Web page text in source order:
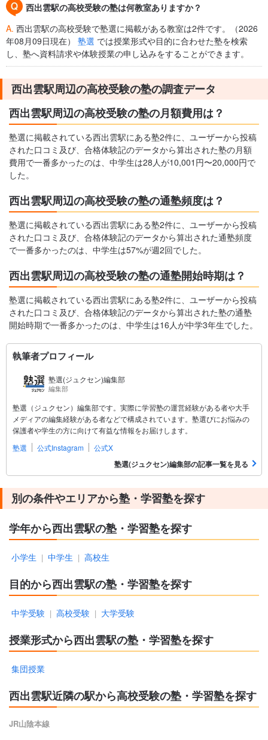
西出雲駅の高校受験の塾は何教室ありますか？
A. 西出雲駅の高校受験で塾選に掲載がある教室は2件です。（2026
年08月09日現在） 塾選 では授業形式や目的に合わせた塾を検索
し、塾へ資料請求や体験授業の申し込みをすることができます。
西出雲駅周辺の高校受験の塾の調査データ
西出雲駅周辺の高校受験の塾の月額費用は？
塾選に掲載されている西出雲駅にある塾2件に、ユーザーから投稿
された口コミ及び、合格体験記のデータから算出された塾の月額
費用で一番多かったのは、中学生は28人が10,001円〜20,000円で
した。
西出雲駅周辺の高校受験の塾の通塾頻度は？
塾選に掲載されている西出雲駅にある塾2件に、ユーザーから投稿
された口コミ及び、合格体験記のデータから算出された通塾頻度
で一番多かったのは、中学生は57%が週2回でした。
西出雲駅周辺の高校受験の塾の通塾開始時期は？
塾選に掲載されている西出雲駅にある塾2件に、ユーザーから投稿
された口コミ及び、合格体験記のデータから算出された塾の通塾
開始時期で一番多かったのは、中学生は16人が中学3年生でした。
執筆者プロフィール
塾選(ジュクセン)編集部
編集部
塾選（ジュクセン）編集部です。実際に学習塾の運営経験がある者や大手
メディアの編集経験がある者などで構成されています。塾選びにお悩みの
保護者や学生の方に向けて有益な情報をお届けします。
塾選
公式Instagram 公式X
塾選(ジュクセン)編集部の記事一覧を見る
別の条件やエリアから塾・学習塾を探す
学年から西出雲駅の塾・学習塾を探す
小学生 | 中学生 | 高校生
目的から西出雲駅の塾・学習塾を探す
中学受験 | 高校受験 | 大学受験
授業形式から西出雲駅の塾・学習塾を探す
集団授業
西出雲駅近隣の駅から高校受験の塾・学習塾を探す
JR山陰本線